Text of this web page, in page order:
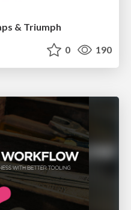
& Triumph
0 190